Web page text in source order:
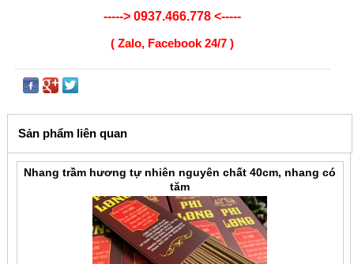
-----> 0937.466.778 <-----
( Zalo, Facebook 24/7 )
Sản phẩm liên quan
Nhang trầm hương tự nhiên nguyên chất 40cm, nhang có
tăm